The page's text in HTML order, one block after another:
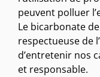
peuvent polluer
Le bicarbonate
respectueuse de
d’entretenir nos
et responsable.